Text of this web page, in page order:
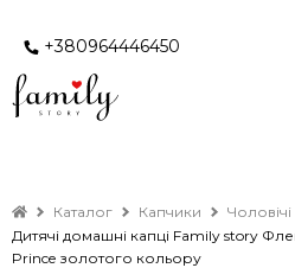
+380964446450
Каталог Капчики
Чоловічі
Дитячі домашні капці Family story
Prince золотого кольору